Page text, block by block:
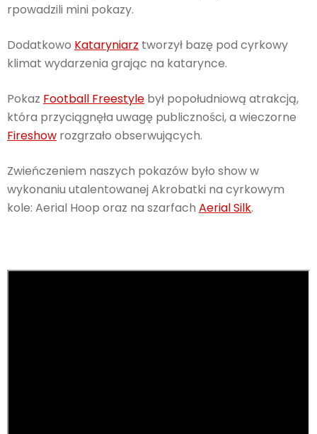
rpowadzili mini pokazy.
Dodatkowo Kataryniarz tworzył bazę pod cyrkowy
klimat wydarzenia grając na katarynce.
Pokaz Football Freestyle był popołudniową atrakcją,
która przyciągnęła uwagę publiczności, a wieczorne
Fireshow rozgrzało obserwujących.
Zwieńczeniem naszych pokazów było show w
wykonaniu utalentowanej Akrobatki na cyrkowym
kole: Aerial Hoop oraz na szarfach Aerial Silk.